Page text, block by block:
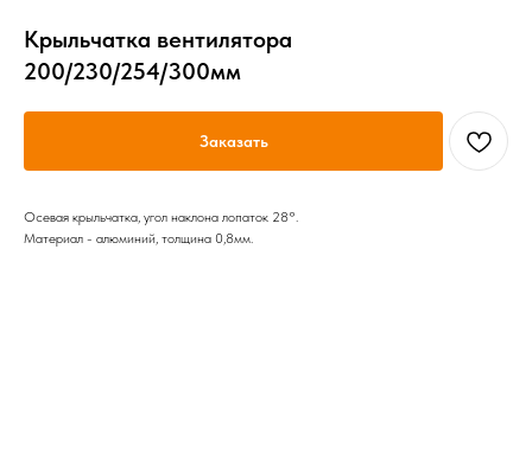
Крыльчатка вентилятора
200/230/254/300мм
Заказать
Осевая крыльчатка, угол наклона лопаток 28°.
Материал - алюминий, толщина 0,8мм.